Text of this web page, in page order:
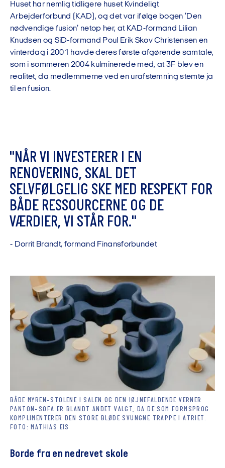
Huset har nemlig tidligere huset Kvindeligt
Arbejderforbund (KAD), og det var ifølge bogen ’Den
nødvendige fusion’ netop her, at KAD-formand Lilian
Knudsen og SiD-formand Poul Erik Skov Christensen en
vinterdag i 2001 havde deres første afgørende samtale,
som i sommeren 2004 kulminerede med, at 3F blev en
realitet, da medlemmerne ved en urafstemning stemte ja
til en fusion.
"NÅRVI INVESTERER I EN
RENOVERING, SKAL DET
SELVFØLGELIG SKE MED RESPEKT FOR
BÅDE RESSOURCERNE OG DE
VÆRDIER, VI STÅR FOR."
- Dorrit Brandt, formand Finansforbundet
BÅDE MYREN-STOLENE I SALEN OG DEN IØJNEFALDENDE VERNER
PANTON-SOFA ER BLANDT ANDET VALGT, DA DE SOM FORMSPROG
KOMPLIMENTERER DEN STORE BLØDE SVUNGNE TRAPPE I ATRIET.
FOTO: MATHIAS EIS
Borde fra en nedrevet skole